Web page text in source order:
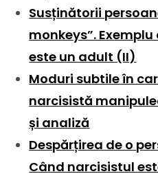
Susținătorii
monkeys”.
este un adult (II)
Moduri subtile în
narcisistă
și analiză
Despărțirea de o
Când narcisistul